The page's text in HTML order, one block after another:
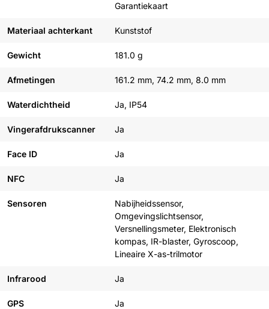
Garantiekaart
Materiaal achterkant Kunststof
Gewicht 181.0 g
Afmetingen 161.2 mm, 74.2 mm, 8.0 mm
Waterdichtheid Ja, IP54
Vingerafdrukscanner Ja
Face ID Ja
NFC Ja
Sensoren
Nabijheidssensor,
Omgevingslichtsensor,
Versnellingsmeter, Elektronisch
kompas, IR-blaster, Gyroscoop,
Lineaire X-as-trilmotor
Infrarood Ja
GPS Ja